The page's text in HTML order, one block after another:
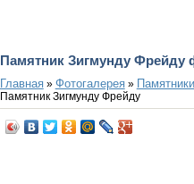
Памятник Зигмунду Фрейду
Главная» Фотогалерея»
Памятник Зигмунду Фрейду